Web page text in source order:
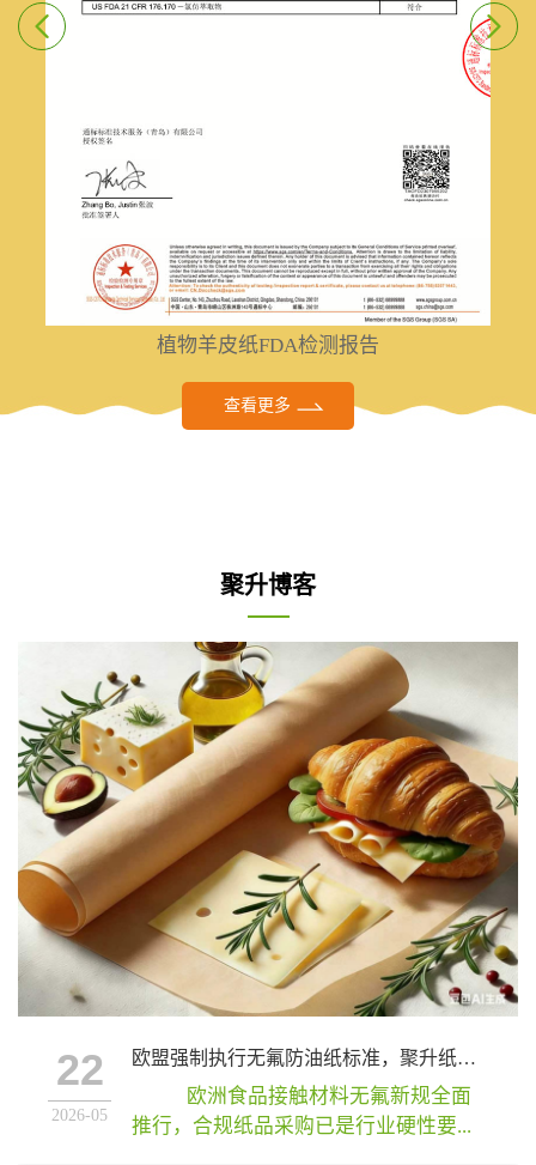
植物羊皮纸FDA检测报告
查看更多
聚升博客
22
2026-05
欧盟强制执行无氟防油纸标准，聚升纸业为您提供优质解决方案
欧洲食品接触材料无氟新规全面
推行，合规纸品采购已是行业硬性要...